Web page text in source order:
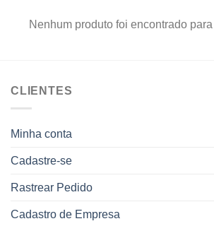
Nenhum produto foi encontrado
CLIENTES
Minha conta
Cadastre-se
Rastrear Pedido
Cadastro de Empresa